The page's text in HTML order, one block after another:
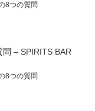
8つの質問
– SPIRITS BAR
8つの質問